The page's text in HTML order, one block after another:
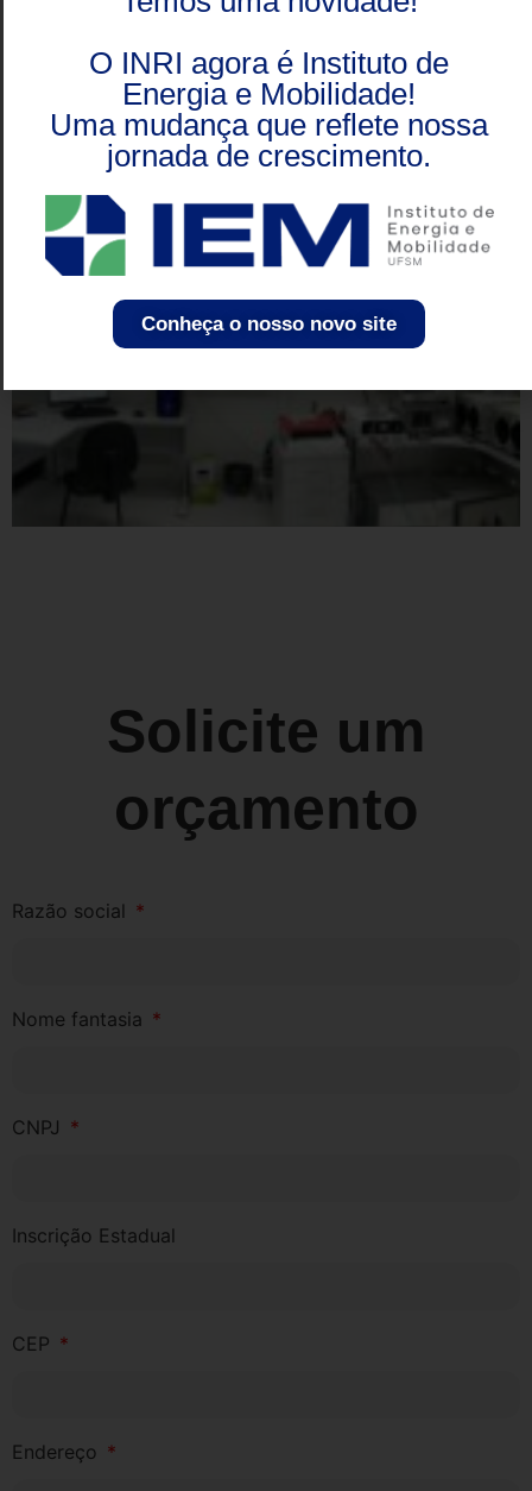
Solicite um
orçamento
Razão social
Nome fantasia
CNPJ
Inscrição Estadual
CEP
Endereço
O INRI agora é Instituto de
Energia e Mobilidade!
Uma mudança que reflete nossa
jornada de crescimento.
Conheça o nosso novo site